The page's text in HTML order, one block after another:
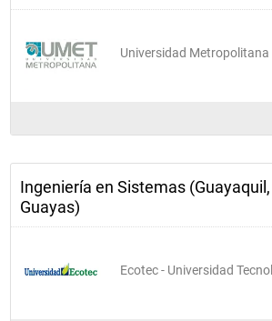
Universidad Metropolitana
Ingeniería en Sistemas (Guayaquil,
Guayas)
Ecotec - Universidad